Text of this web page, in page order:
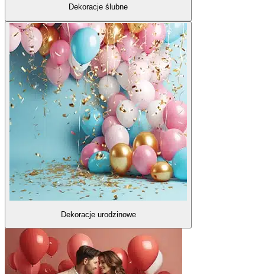
Dekoracje ślubne
Dekoracje urodzinowe